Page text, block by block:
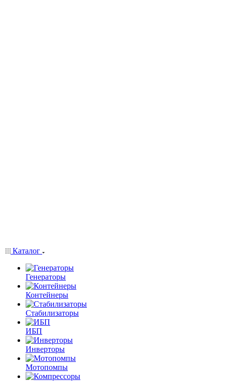
Каталог
Генераторы
Контейнеры
Стабилизаторы
ИБП
Инверторы
Мотопомпы